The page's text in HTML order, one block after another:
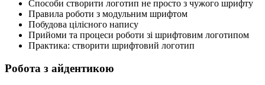
Способи створити логотип не просто з чужого шрифту
Правила роботи з модульним шрифтом
Побудова цілісного напису
Прийоми та процеси роботи зі шрифтовим логотипом
Практика: створити шрифтовий логотип
Робота з айдентикою